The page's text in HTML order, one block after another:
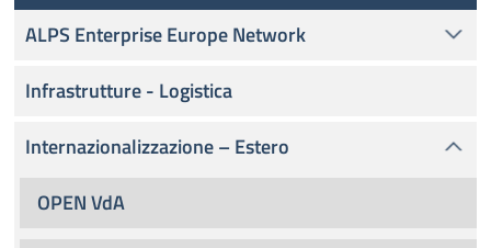
ALPS Enterprise Europe Network
Infrastrutture - Logistica
Internazionalizzazione – Estero
OPEN VdA